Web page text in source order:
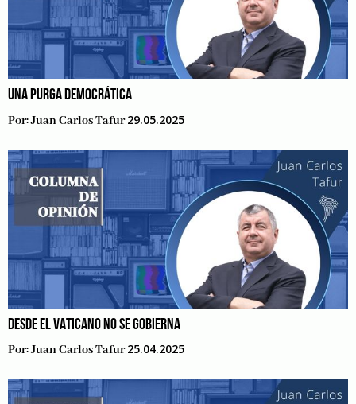
UNA PURGA DEMOCRÁTICA
Por:Juan Carlos Tafur 29.05.2025
DESDE EL VATICANO NO SE GOBIERNA
Por:Juan Carlos Tafur 25.04.2025